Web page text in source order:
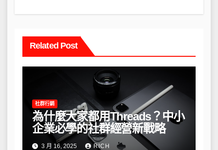
Related Post
社群行銷
為什麼大家都用Threads？中小
企業必學的社群經營新戰略
3 月 16, 2025 RICH